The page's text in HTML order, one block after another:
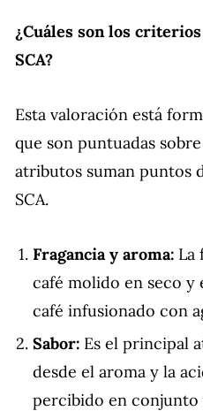
¿Cuáles son los
SCA?
Esta valoración está
que son puntuadas
atributos suman puntos
SCA.
Fragancia y aroma: La
café molido en seco y
café infusionado con
Sabor: Es el principal
desde el aroma y la
percibido en conjunto